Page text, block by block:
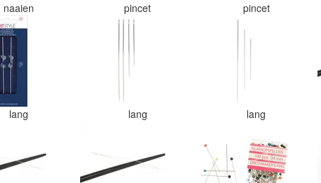
naaien pincet pincet
lang lang lang